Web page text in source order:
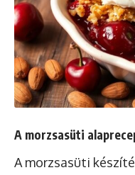
A morzsasüti
A morzsasüti